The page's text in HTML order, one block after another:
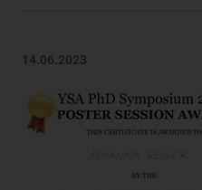
14.06.2023